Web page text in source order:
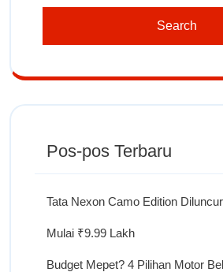
Pos-pos Terbaru
Tata Nexon Camo Edition
Mulai ₹9.99 Lakh
Budget Mepet? 4 Pilihan Motor